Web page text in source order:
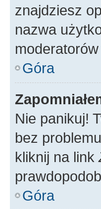
znajdziesz
nazwa
Góra
Nie panikuj!
bez
kliknij na link
Góra